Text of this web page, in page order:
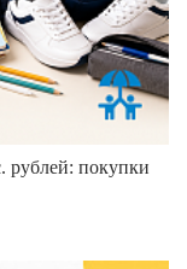
рублей: покупки